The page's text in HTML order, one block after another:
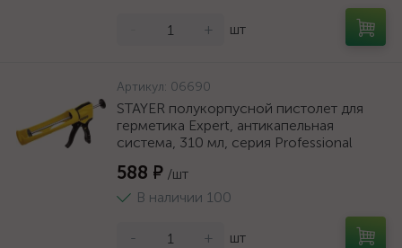
+ шт
Артикул: 06690
STAYER полукорпусной пистолет для
герметика Expert, антикапельная
система, 310 мл, серия Professional
588 ₽ /шт
В наличии 100
- + шт